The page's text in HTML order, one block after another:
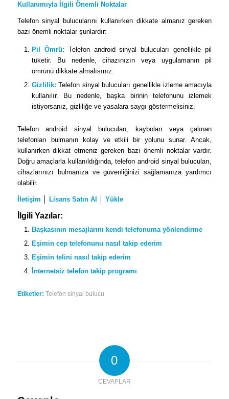
Kullanımıyla İlgili Önemli Noktalar
Telefon sinyal bulucularını kullanırken dikkate almanız gereken
bazı önemli noktalar şunlardır:
Pil Ömrü: Telefon android sinyal bulucuları genellikle pil
tüketir. Bu nedenle, cihazınızın veya uygulamanın pil
ömrünü dikkate almalısınız.
Gizlilik: Telefon sinyal bulucuları genellikle izleme amacıyla
kullanılır. Bu nedenle, başka birinin telefonunu izlemek
istiyorsanız, gizliliğe ve yasalara saygı göstermelisiniz.
Telefon android sinyal bulucuları, kaybolan veya çalınan
telefonları bulmanın kolay ve etkili bir yolunu sunar. Ancak,
kullanırken dikkat etmeniz gereken bazı önemli noktalar vardır.
Doğru amaçlarla kullanıldığında, telefon android sinyal bulucuları,
cihazlarınızı bulmanıza ve güvenliğinizi sağlamanıza yardımcı
olabilir.
İletişim Lisans Satın Al Yükle
İlgili Yazılar:
Başkasının mesajlarını kendi telefonuma yönlendirme
Eşimin cep telefonunu nasıl takip ederim
Eşimin telini nasıl takip ederim
İnternetsiz telefon takip programı
Etiketler: Telefon sinyal bulucu
0
CEVAPLAR